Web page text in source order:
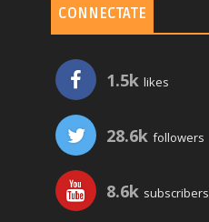
CONNECTATE
1.5k likes
28.6k followers
8.6k subscribers